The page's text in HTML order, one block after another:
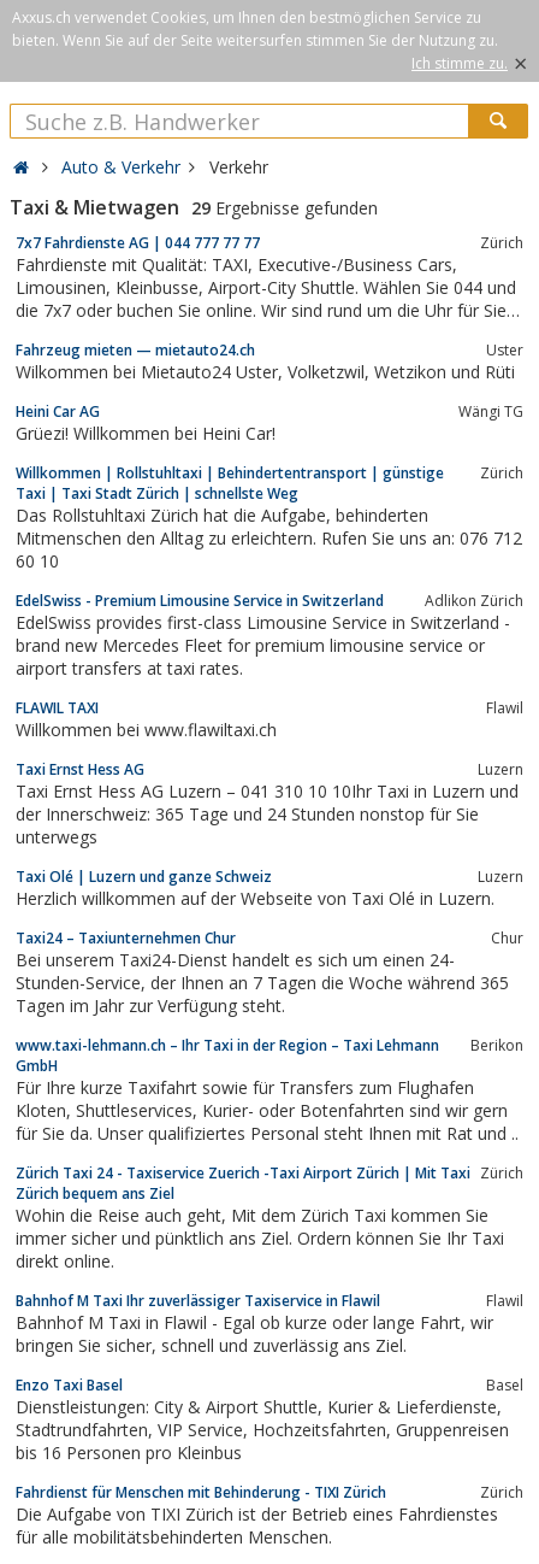
Axxus.ch verwendet Cookies, um Ihnen den bestmöglichen Service zu
bieten. Wenn Sie auf der Seite weitersurfen stimmen Sie der Nutzung zu.
Ich stimme zu. ×
Auto & Verkehr Verkehr
Taxi & Mietwagen 29 Ergebnisse gefunden
7x7 Fahrdienste AG | 044 777 77 77 Zürich
Fahrdienste mit Qualität: TAXI, Executive-/Business Cars,
Limousinen, Kleinbusse, Airport-City Shuttle. Wählen Sie 044 und
die 7x7 oder buchen Sie online. Wir sind rund um die Uhr für Sie
Fahrzeug mieten — mietauto24.ch Uster
Wilkommen bei Mietauto24 Uster, Volketzwil, Wetzikon und Rüti
Heini Car AG Wängi TG
Grüezi! Willkommen bei Heini Car!
Willkommen | Rollstuhltaxi | Behindertentransport | günstige
Taxi | Taxi Stadt Zürich | schnellste Weg
Zürich
Das Rollstuhltaxi Zürich hat die Aufgabe, behinderten
Mitmenschen den Alltag zu erleichtern. Rufen Sie uns an: 076 712
60 10
EdelSwiss - Premium Limousine Service in Switzerland Adlikon Zürich
EdelSwiss provides first-class Limousine Service in Switzerland -
brand new Mercedes Fleet for premium limousine service or
airport transfers at taxi rates.
FLAWIL TAXI Flawil
Willkommen bei www.flawiltaxi.ch
Taxi Ernst Hess AG Luzern
Taxi Ernst Hess AG Luzern – 041 310 10 10Ihr Taxi in Luzern und
der Innerschweiz: 365 Tage und 24 Stunden nonstop für Sie
unterwegs
Taxi Olé | Luzern und ganze Schweiz Luzern
Herzlich willkommen auf der Webseite von Taxi Olé in Luzern.
Taxi24 – Taxiunternehmen Chur Chur
Bei unserem Taxi24-Dienst handelt es sich um einen 24-
Stunden-Service, der Ihnen an 7 Tagen die Woche während 365
Tagen im Jahr zur Verfügung steht.
www.taxi-lehmann.ch – Ihr Taxi in der Region – Taxi Lehmann
GmbH
Berikon
Für Ihre kurze Taxifahrt sowie für Transfers zum Flughafen
Kloten, Shuttleservices, Kurier- oder Botenfahrten sind wir gern
für Sie da. Unser qualifiziertes Personal steht Ihnen mit Rat und ..
Zürich Taxi 24 - Taxiservice Zuerich -Taxi Airport Zürich | Mit Taxi
Zürich bequem ans Ziel
Zürich
Wohin die Reise auch geht, Mit dem Zürich Taxi kommen Sie
immer sicher und pünktlich ans Ziel. Ordern können Sie Ihr Taxi
direkt online.
Bahnhof M Taxi Ihr zuverlässiger Taxiservice in Flawil Flawil
Bahnhof M Taxi in Flawil - Egal ob kurze oder lange Fahrt, wir
bringen Sie sicher, schnell und zuverlässig ans Ziel.
Enzo Taxi Basel Basel
Dienstleistungen: City & Airport Shuttle, Kurier & Lieferdienste,
Stadtrundfahrten, VIP Service, Hochzeitsfahrten, Gruppenreisen
bis 16 Personen pro Kleinbus
Fahrdienst für Menschen mit Behinderung - TIXI Zürich Zürich
Die Aufgabe von TIXI Zürich ist der Betrieb eines Fahrdienstes
für alle mobilitätsbehinderten Menschen.